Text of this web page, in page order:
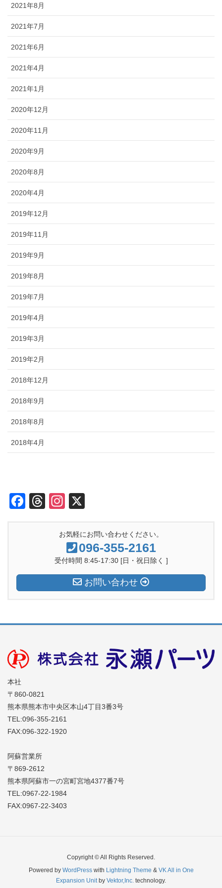
2021年8月
2021年7月
2021年6月
2021年4月
2021年1月
2020年12月
2020年11月
2020年9月
2020年8月
2020年4月
2019年12月
2019年11月
2019年9月
2019年8月
2019年7月
2019年4月
2019年3月
2019年2月
2018年12月
2018年9月
2018年8月
2018年4月
F
o
o
T
s
In
a
gr
a
m
お気軽にお問い合わせください。
096-355-2161
受付時間 8:45-17:30 [日・祝日除く ]
お問い合わせ
本社
〒860-0821
熊本県熊本市中央区本山4丁目3番3号
TEL:096-355-2161
FAX:096-322-1920
阿蘇営業所
〒869-2612
熊本県阿蘇市一の宮町宮地4377番7号
TEL:0967-22-1984
FAX:0967-22-3403
Copyright © All Rights Reserved.
Powered by WordPresswith Lightning Theme & VK All in One
Expansion Unitby Vektor,Inc. technology.